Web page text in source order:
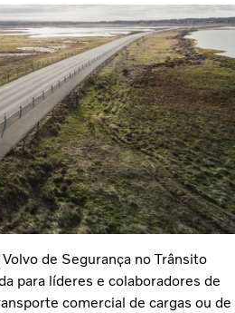
de Segurança no Trânsito
para líderes e colaboradores de
comercial de cargas ou de